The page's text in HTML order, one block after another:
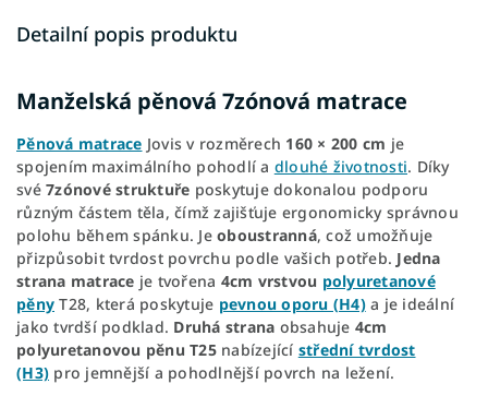
Detailní popis produktu
Manželská pěnová 7zónová matrace
Pěnová matrace Jovis v rozměrech 160 × 200 cm je
spojením maximálního pohodlí a dlouhé životnosti. Díky
své 7zónové struktuře poskytuje dokonalou podporu
různým částem těla, čímž zajišťuje ergonomicky správnou
polohu během spánku. Je oboustranná, což umožňuje
přizpůsobit tvrdost povrchu podle vašich potřeb. Jedna
strana matrace je tvořena 4cm vrstvou polyuretanové
pěny T28, která poskytuje pevnou oporu (H4)a je ideální
jako tvrdší podklad. Druhá strana obsahuje 4cm
polyuretanovou pěnu T25nabízející střední tvrdost
(H3) pro jemnější a pohodlnější povrch na ležení.